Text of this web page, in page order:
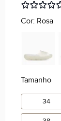
Cor: Rosa
Tamanho
34